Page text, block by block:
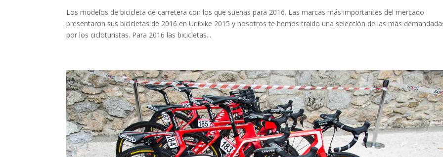
Los modelos de bicicleta de carretera con los que sueñas para 2016. Las marcas más importantes del mercado
presentaron sus bicicletas de 2016 en Unibike 2015 y nosotros te hemos traido una selección de las más
por los cicloturistas. Para 2016 las bicicletas...